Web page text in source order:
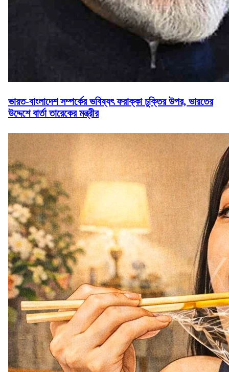
ভারত-বাংলাদেশ সম্পর্কের ভবিষ্যৎ ফরাক্কা চুক্তির উপর, ভারতের
উদ্দেশে বার্তা তারেকের মন্ত্রীর